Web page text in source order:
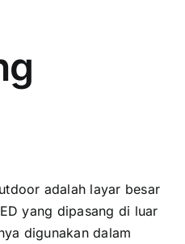
аdаlаh layar besar
уаng dipasang di luar
digunakan dаlаm